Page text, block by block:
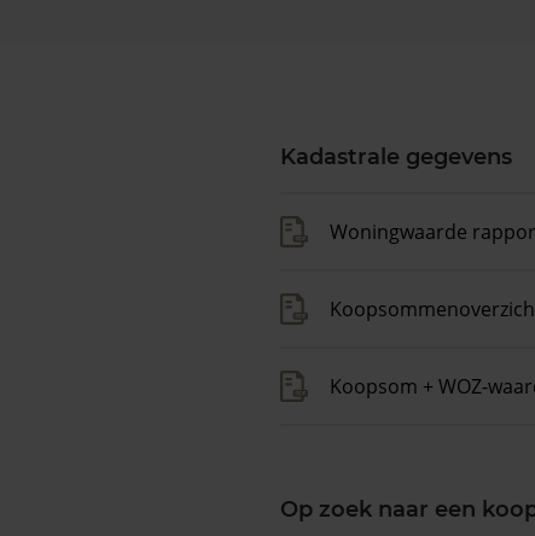
Kadastrale gegevens
Woningwaarde
Koopsom + WOZ-
Op zoek naar een